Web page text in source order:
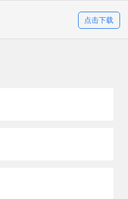
点击下载